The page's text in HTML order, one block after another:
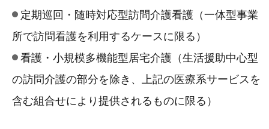
定期巡回・随時対応型訪問介護看護（一体型事業
所で訪問看護を利用するケースに限る）
看護・小規模多機能型居宅介護（生活援助中心型
の訪問介護の部分を除き、上記の医療系サービスを
含む組合せにより提供されるものに限る）